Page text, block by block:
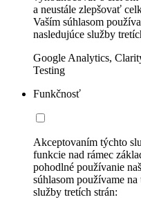
a neustále zlepšovať
Vaším súhlasom
nasledujúce služby
Google Analytics,
Testing
Funkčnosť
Akceptovaním týchto
funkcie nad rámec
pohodlné používanie
súhlasom používame
služby tretích strán: